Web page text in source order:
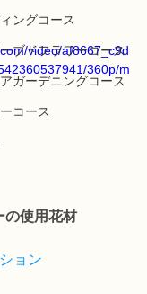
ングコース
ブドフラワーコース
ガーデニングコース
コース
video/af8667_c9d
360p/m
の使用花材
ョン